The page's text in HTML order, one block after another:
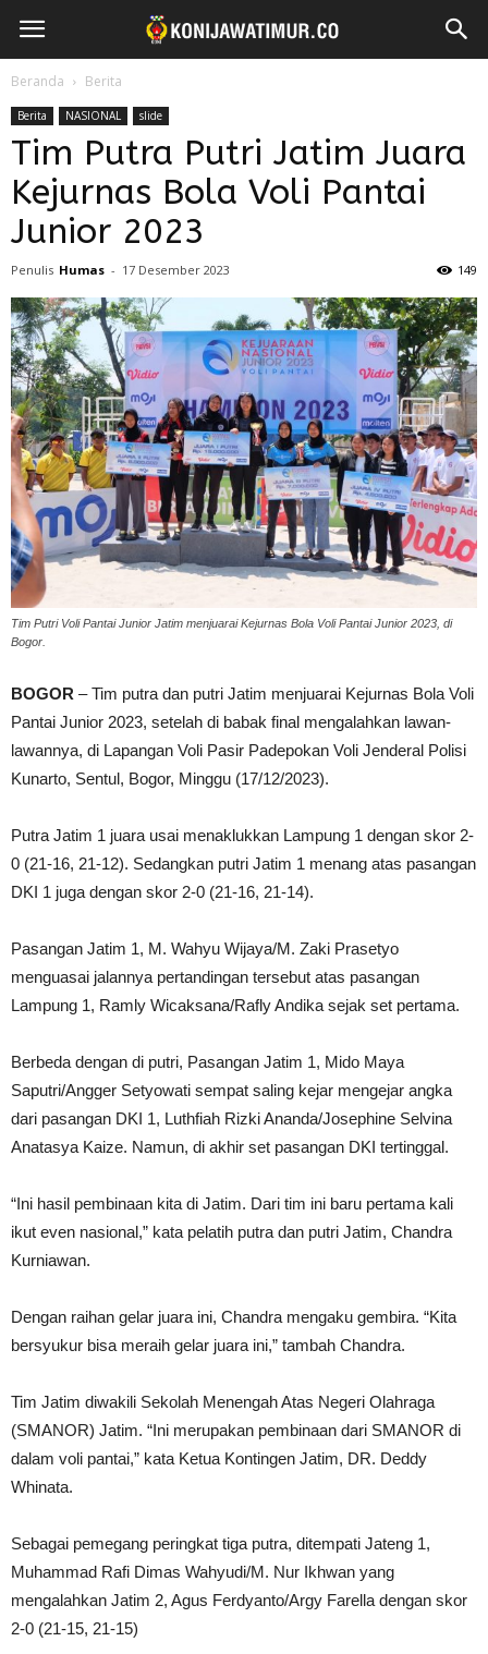
Beranda Berita
Berita NASIONAL slide
Tim Putra Putri Jatim Juara
Kejurnas Bola Voli Pantai
Junior 2023
Penulis Humas - 17 Desember 2023 149
Tim Putri Voli Pantai Junior Jatim menjuarai Kejurnas Bola Voli Pantai Junior 2023, di
Bogor.
BOGOR – Tim putra dan putri Jatim menjuarai Kejurnas Bola Voli
Pantai Junior 2023, setelah di babak final mengalahkan lawan-
lawannya, di Lapangan Voli Pasir Padepokan Voli Jenderal Polisi
Kunarto, Sentul, Bogor, Minggu (17/12/2023).
Putra Jatim 1 juara usai menaklukkan Lampung 1 dengan skor 2-
0 (21-16, 21-12). Sedangkan putri Jatim 1 menang atas pasangan
DKI 1 juga dengan skor 2-0 (21-16, 21-14).
Pasangan Jatim 1, M. Wahyu Wijaya/M. Zaki Prasetyo
menguasai jalannya pertandingan tersebut atas pasangan
Lampung 1, Ramly Wicaksana/Rafly Andika sejak set pertama.
Berbeda dengan di putri, Pasangan Jatim 1, Mido Maya
Saputri/Angger Setyowati sempat saling kejar mengejar angka
dari pasangan DKI 1, Luthfiah Rizki Ananda/Josephine Selvina
Anatasya Kaize. Namun, di akhir set pasangan DKI tertinggal.
“Ini hasil pembinaan kita di Jatim. Dari tim ini baru pertama kali
ikut even nasional,” kata pelatih putra dan putri Jatim, Chandra
Kurniawan.
Dengan raihan gelar juara ini, Chandra mengaku gembira. “Kita
bersyukur bisa meraih gelar juara ini,” tambah Chandra.
Tim Jatim diwakili Sekolah Menengah Atas Negeri Olahraga
(SMANOR) Jatim. “Ini merupakan pembinaan dari SMANOR di
dalam voli pantai,” kata Ketua Kontingen Jatim, DR. Deddy
Whinata.
Sebagai pemegang peringkat tiga putra, ditempati Jateng 1,
Muhammad Rafi Dimas Wahyudi/M. Nur Ikhwan yang
mengalahkan Jatim 2, Agus Ferdyanto/Argy Farella dengan skor
2-0 (21-15, 21-15)